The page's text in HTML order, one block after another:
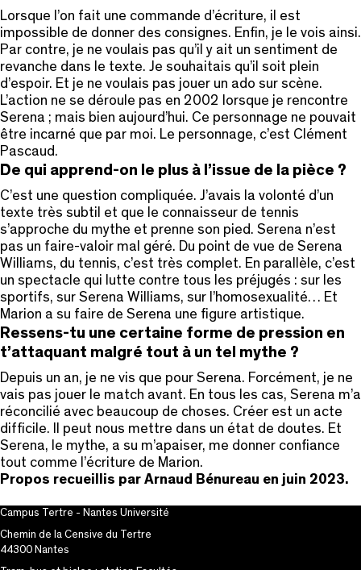
Lorsque l’on fait une commande d’écriture, il est
impossible de donner des consignes. Enfin, je le vois ainsi.
Par contre, je ne voulais pas qu’il y ait un sentiment de
revanche dans le texte. Je souhaitais qu’il soit plein
d’espoir. Et je ne voulais pas jouer un ado sur scène.
L’action ne se déroule pas en 2002 lorsque je rencontre
Serena ; mais bien aujourd’hui. Ce personnage ne pouvait
être incarné que par moi. Le personnage, c’est Clément
Pascaud.
De qui apprend-on le plus à l’issue de la pièce ?
C’est une question compliquée. J’avais la volonté d’un
texte très subtil et que le connaisseur de tennis
s’approche du mythe et prenne son pied. Serena n’est
pas un faire-valoir mal géré. Du point de vue de Serena
Williams, du tennis, c’est très complet. En parallèle, c’est
un spectacle qui lutte contre tous les préjugés : sur les
sportifs, sur Serena Williams, sur l’homosexualité… Et
Marion a su faire de Serena une figure artistique.
Ressens-tu une certaine forme de pression en
t’attaquant malgré tout à un tel mythe ?
Depuis un an, je ne vis que pour Serena. Forcément, je ne
vais pas jouer le match avant. En tous les cas, Serena m’a
réconcilié avec beaucoup de choses. Créer est un acte
difficile. Il peut nous mettre dans un état de doutes. Et
Serena, le mythe, a su m’apaiser, me donner confiance
tout comme l’écriture de Marion.
Propos recueillis par Arnaud Bénureau en juin 2023.
Campus Tertre - Nantes Université
Chemin de la Censive du Tertre
44300 Nantes